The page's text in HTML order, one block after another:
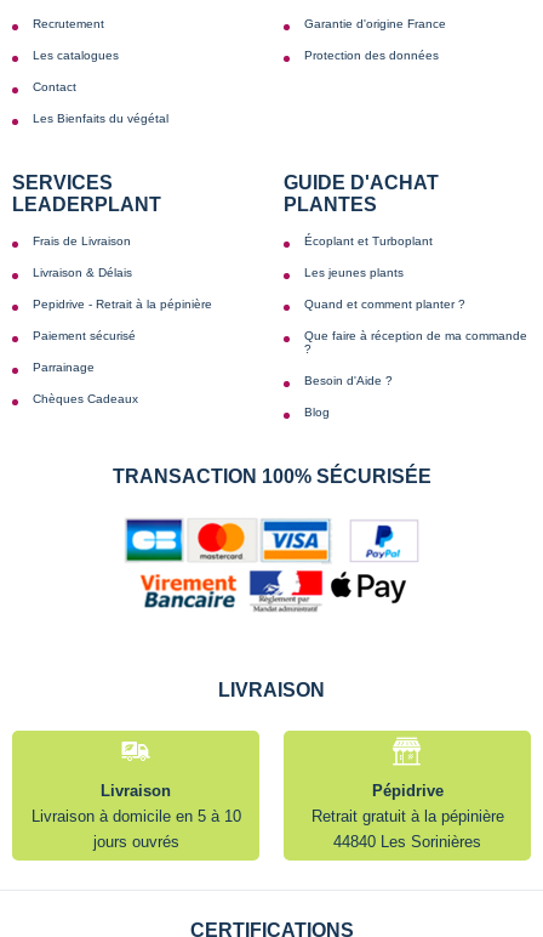
Recrutement
Les catalogues
Contact
Les Bienfaits du végétal
Garantie d'origine France
Protection des données
SERVICES
LEADERPLANT
Frais de Livraison
Livraison & Délais
Pepidrive - Retrait à la pépinière
Paiement sécurisé
Parrainage
Chèques Cadeaux
GUIDE D'ACHAT
PLANTES
Écoplant et Turboplant
Les jeunes plants
Quand et comment planter ?
Que faire à réception de ma commande
?
Besoin d'Aide ?
Blog
TRANSACTION 100% SÉCURISÉE
LIVRAISON
Livraison
Livraison à domicile en 5 à 10
jours ouvrés
Pépidrive
Retrait gratuit à la pépinière
44840 Les Sorinières
CERTIFICATIONS